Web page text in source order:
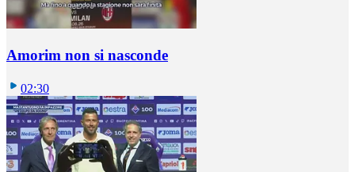
Amorim non si nasconde
02:30